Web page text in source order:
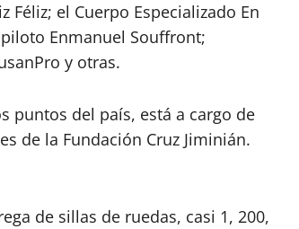
el Cuerpo Especializado En
piloto Enmanuel Souffront;
y otras.
puntos del país, está a cargo de
de la Fundación Cruz Jiminián.
de sillas de ruedas, casi 1, 200,